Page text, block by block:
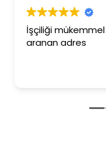
İşçiliği
aranan adres